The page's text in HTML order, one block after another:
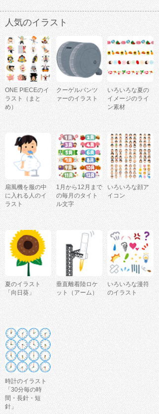
人気のイラスト
ONE PIECEのイ
ラスト（まと
め）
クーゲルパンツ
ァーのイラスト
いろいろな夏の
イメージのライ
ン素材
扇風機を服の中
に入れる人のイ
ラスト
1月から12月まで
の毎月のタイト
ル文字
いろいろな顔ア
イコン
夏のイラスト
「向日葵」
垂直離着陸ロケ
ット（アーム）
いろいろな漫符
のイラスト
時計のイラスト
「30分毎の時
間・長針・短
針」